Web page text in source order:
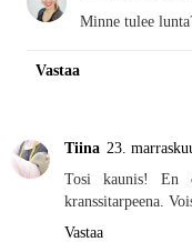
Minne tulee
Vastaa
Tiina 23.
Tosi kaunis! En
kranssitarpeena.
Vastaa